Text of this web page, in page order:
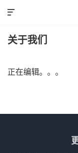

关于我们
正在编辑。。。